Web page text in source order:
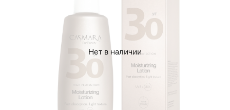
Нет в наличии